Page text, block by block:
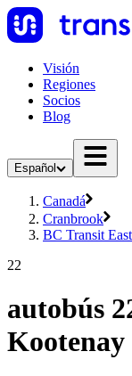
Visión
Regiones
Socios
Blog
Español
Canadá
Cranbrook
BC Transit
22
autobús
Kootenay